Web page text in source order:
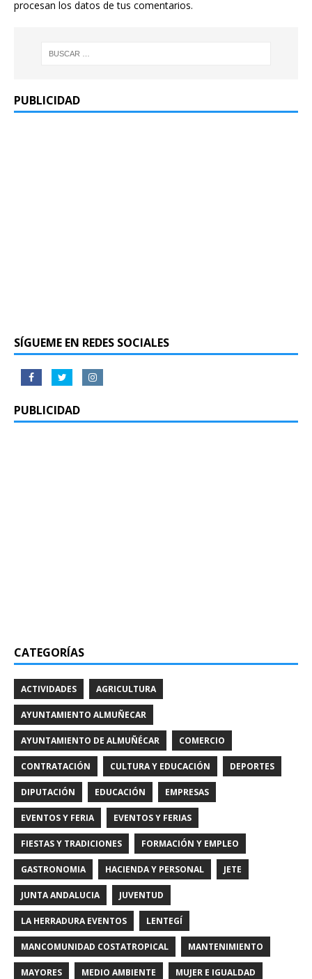
procesan los datos de tus comentarios.
PUBLICIDAD
SÍGUEME EN REDES SOCIALES
PUBLICIDAD
CATEGORÍAS
ACTIVIDADES AGRICULTURA
AYUNTAMIENTO ALMUÑECAR
AYUNTAMIENTO DE ALMUÑÉCAR COMERCIO
CONTRATACIÓN CULTURA Y EDUCACIÓN DEPORTES
DIPUTACIÓN EDUCACIÓN EMPRESAS
EVENTOS Y FERIA EVENTOS Y FERIAS
FIESTAS Y TRADICIONES FORMACIÓN Y EMPLEO
GASTRONOMIA HACIENDA Y PERSONAL JETE
JUNTA ANDALUCIA JUVENTUD
LA HERRADURA EVENTOS LENTEGÍ
MANCOMUNIDAD COSTATROPICAL MANTENIMIENTO
MAYORES MEDIO AMBIENTE MUJER E IGUALDAD